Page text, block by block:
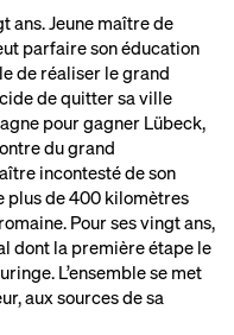
e
saison
n
s
s
ans. Jeune maître de
parfaire son éducation
de réaliser le grand
de quitter sa ville
pour gagner Lübeck,
du grand
incontesté de son
plus de 400 kilomètres
Pour ses vingt ans,
dont la première étape le
L’ensemble se met
aux sources de sa